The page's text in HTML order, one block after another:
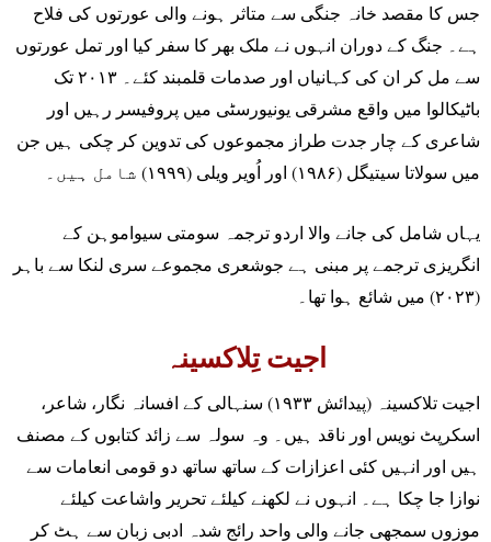
جس کا مقصد خانہ جنگی سے متاثر ہونے والی عورتوں کی فلاح
ہے۔ جنگ کے دوران انہوں نے ملک بھر کا سفر کیا اور تمل عورتوں
سے مل کر ان کی کہانیاں اور صدمات قلمبند کئے۔ ۲۰۱۳ تک
باٹیکالوا میں واقع مشرقی یونیورسٹی میں پروفیسر رہیں اور
شاعری کے چار جدت طراز مجموعوں کی تدوین کر چکی ہیں جن
میں سولاتا سیتیگل (۱۹۸۶) اور اُویر ویلی (۱۹۹۹) شامل ہیں۔
یہاں شامل کی جانے والا اردو ترجمہ سومتی سیواموہن کے
انگریزی ترجمے پر مبنی ہے جوشعری مجموعے سری لنکا سے باہر
(۲۰۲۳) میں شائع ہوا تھا۔
اجیت تِلاکسینہ
اجیت تلاکسینہ (پیدائش ۱۹۳۳) سنہالی کے افسانہ نگار، شاعر،
اسکرپٹ نویس اور ناقد ہیں۔ وہ سولہ سے زائد کتابوں کے مصنف
ہیں اور انہیں کئی اعزازات کے ساتھ ساتھ دو قومی انعامات سے
نوازا جا چکا ہے۔ انہوں نے لکھنے کیلئے تحریر واشاعت کیلئے
موزوں سمجھی جانے والی واحد رائج شدہ ادبی زبان سے ہٹ کر